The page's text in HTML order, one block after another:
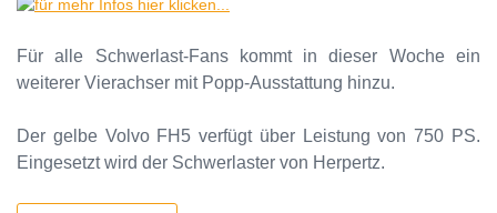
Für alle Schwerlast-Fans kommt in dieser Woche ein
weiterer Vierachser mit Popp-Ausstattung hinzu.
Der gelbe Volvo FH5 verfügt über Leistung von 750 PS.
Eingesetzt wird der Schwerlaster von Herpertz.